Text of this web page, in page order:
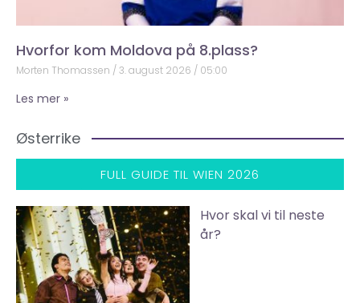
Hvorfor kom Moldova på 8.plass?
Morten Thomassen 3. august 2026 05:00
Les mer »
Østerrike
FULL GUIDE TIL WIEN 2026
Hvor skal vi til neste
år?